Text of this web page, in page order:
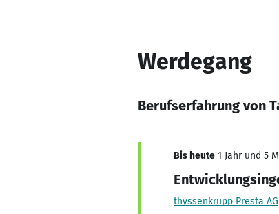
Werdegang
Berufserfahrung von
Bis heute 1 Jahr und 5
thyssenkrupp Presta AG